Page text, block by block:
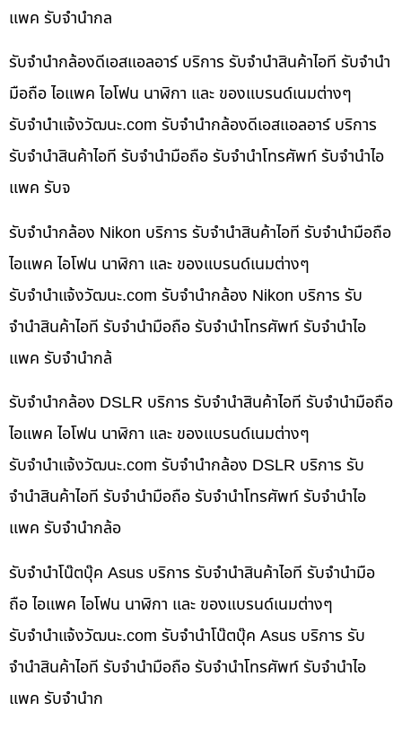
แพค รับจำนำกล
รับจำนำกล้องดีเอสแอลอาร์ บริการ รับจำนำสินค้าไอที รับจำนำ
มือถือ ไอแพค ไอโฟน นาฬิกา และ ของแบรนด์เนมต่างๆ
รับจํานําแจ้งวัฒนะ.com รับจำนำกล้องดีเอสแอลอาร์ บริการ
รับจำนำสินค้าไอที รับจำนำมือถือ รับจำนำโทรศัพท์ รับจำนำไอ
แพค รับจ
รับจำนำกล้อง Nikon บริการ รับจำนำสินค้าไอที รับจำนำมือถือ
ไอแพค ไอโฟน นาฬิกา และ ของแบรนด์เนมต่างๆ
รับจํานําแจ้งวัฒนะ.com รับจำนำกล้อง Nikon บริการ รับ
จำนำสินค้าไอที รับจำนำมือถือ รับจำนำโทรศัพท์ รับจำนำไอ
แพค รับจำนำกล้
รับจำนำกล้อง DSLR บริการ รับจำนำสินค้าไอที รับจำนำมือถือ
ไอแพค ไอโฟน นาฬิกา และ ของแบรนด์เนมต่างๆ
รับจํานําแจ้งวัฒนะ.com รับจำนำกล้อง DSLR บริการ รับ
จำนำสินค้าไอที รับจำนำมือถือ รับจำนำโทรศัพท์ รับจำนำไอ
แพค รับจำนำกล้อ
รับจำนำโน๊ตบุ๊ค Asus บริการ รับจำนำสินค้าไอที รับจำนำมือ
ถือ ไอแพค ไอโฟน นาฬิกา และ ของแบรนด์เนมต่างๆ
รับจํานําแจ้งวัฒนะ.com รับจำนำโน๊ตบุ๊ค Asus บริการ รับ
จำนำสินค้าไอที รับจำนำมือถือ รับจำนำโทรศัพท์ รับจำนำไอ
แพค รับจำนำก